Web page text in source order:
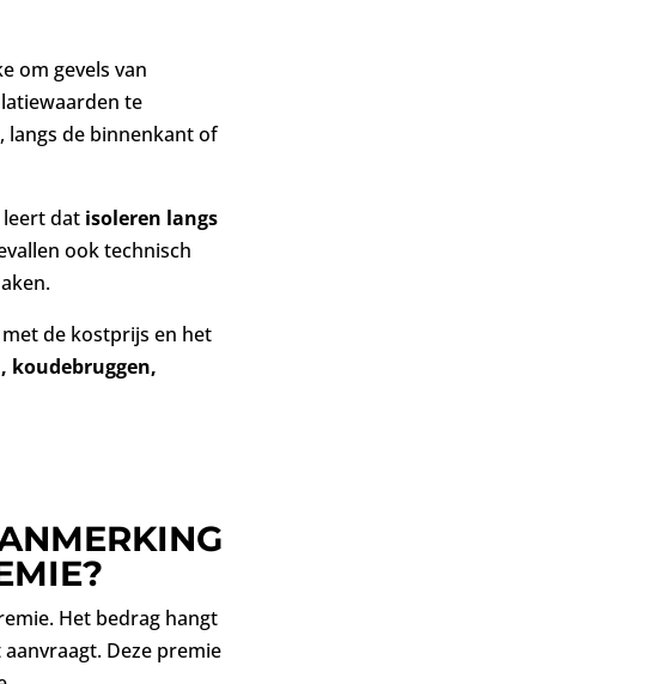
om gevels van
te
langs de binnenkant of
dat isoleren langs
ook technisch
de kostprijs en het
koudebruggen,
Het bedrag hangt
Deze premie